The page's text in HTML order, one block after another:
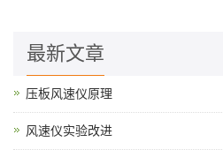
最新文章
压板风速仪原理
风速仪实验改进